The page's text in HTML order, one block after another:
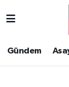
Gündem
Ankara